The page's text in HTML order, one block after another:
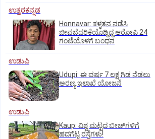
ಉತ್ತರಕನ್ನಡ
Honnavar: ಕಳ್ಳತನ ನಡೆಸಿ
ಜೀವಬೆದರಿಕೆಯೊಡ್ಡಿದ್ದ ಆರೋಪಿ 24
ಗಂಟೆಯೊಳಗೆ ಬಂಧನ
ಉಡುಪಿ
Udupi: ಈ ವರ್ಷ 7 ಲಕ್ಷ ಗಿಡ ನೆಡಲು
ಅರಣ್ಯ ಇಲಾಖೆ ಯೋಜನೆ
ಉಡುಪಿ
Kaup: ವಿಶ್ವ ಮಟ್ಟದ ಬೀಚ್‌ಗಳಿಗೆ
ಹದಗೆಟ್ಟ ರಸ್ತೆಗಳು!